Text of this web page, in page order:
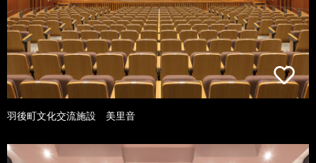
羽後町文化交流施設 美里音